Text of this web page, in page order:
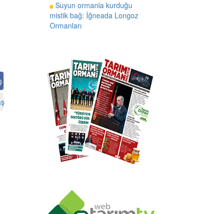
Suyun ormanla kurduğu
mistik bağ: İğneada Longoz
Ormanları